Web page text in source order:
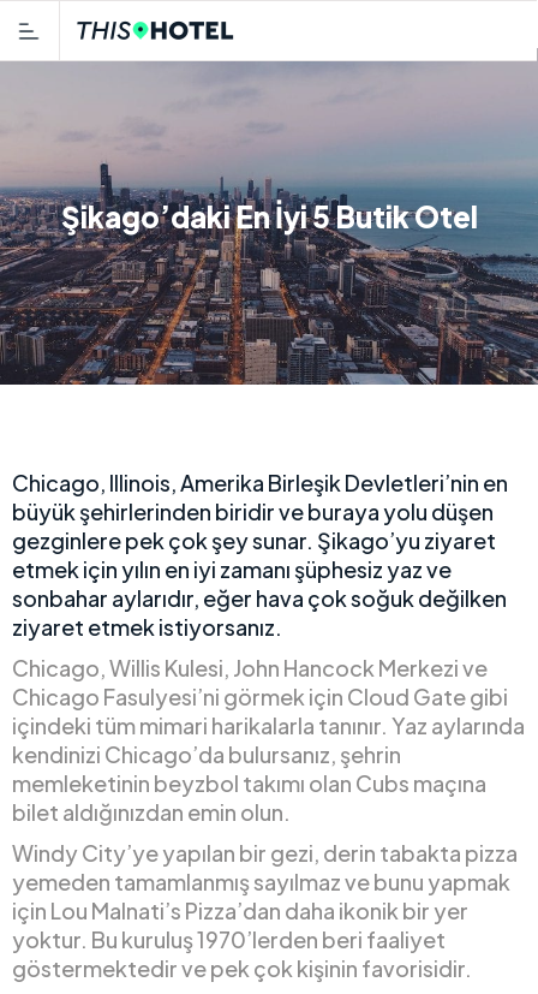
Şikago’daki En İyi 5 Butik Otel
Chicago, Illinois, Amerika Birleşik Devletleri’nin en
büyük şehirlerinden biridir ve buraya yolu düşen
gezginlere pek çok şey sunar. Şikago’yu ziyaret
etmek için yılın en iyi zamanı şüphesiz yaz ve
sonbahar aylarıdır, eğer hava çok soğuk değilken
ziyaret etmek istiyorsanız.
Chicago, Willis Kulesi, John Hancock Merkezi ve
Chicago Fasulyesi’ni görmek için Cloud Gate gibi
içindeki tüm mimari harikalarla tanınır. Yaz aylarında
kendinizi Chicago’da bulursanız, şehrin
memleketinin beyzbol takımı olan Cubs maçına
bilet aldığınızdan emin olun.
Windy City’ye yapılan bir gezi, derin tabakta pizza
yemeden tamamlanmış sayılmaz ve bunu yapmak
için Lou Malnati’s Pizza’dan daha ikonik bir yer
yoktur. Bu kuruluş 1970’lerden beri faaliyet
göstermektedir ve pek çok kişinin favorisidir.